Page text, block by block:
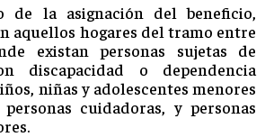
de la asignación del beneficio,
aquellos hogares del tramo entre
existan personas sujetas de
discapacidad o dependencia
niñas y adolescentes menores
cuidadoras, y personas